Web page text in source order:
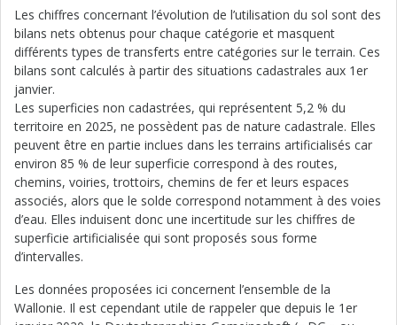
Les chiffres concernant l’évolution de l’utilisation du sol sont des
bilans nets obtenus pour chaque catégorie et masquent
différents types de transferts entre catégories sur le terrain. Ces
bilans sont calculés à partir des situations cadastrales aux 1er
janvier.
Les superficies non cadastrées, qui représentent 5,2 % du
territoire en 2025, ne possèdent pas de nature cadastrale. Elles
peuvent être en partie inclues dans les terrains artificialisés car
environ 85 % de leur superficie correspond à des routes,
chemins, voiries, trottoirs, chemins de fer et leurs espaces
associés, alors que le solde correspond notamment à des voies
d’eau. Elles induisent donc une incertitude sur les chiffres de
superficie artificialisée qui sont proposés sous forme
d’intervalles.
Les données proposées ici concernent l’ensemble de la
Wallonie. Il est cependant utile de rappeler que depuis le 1er